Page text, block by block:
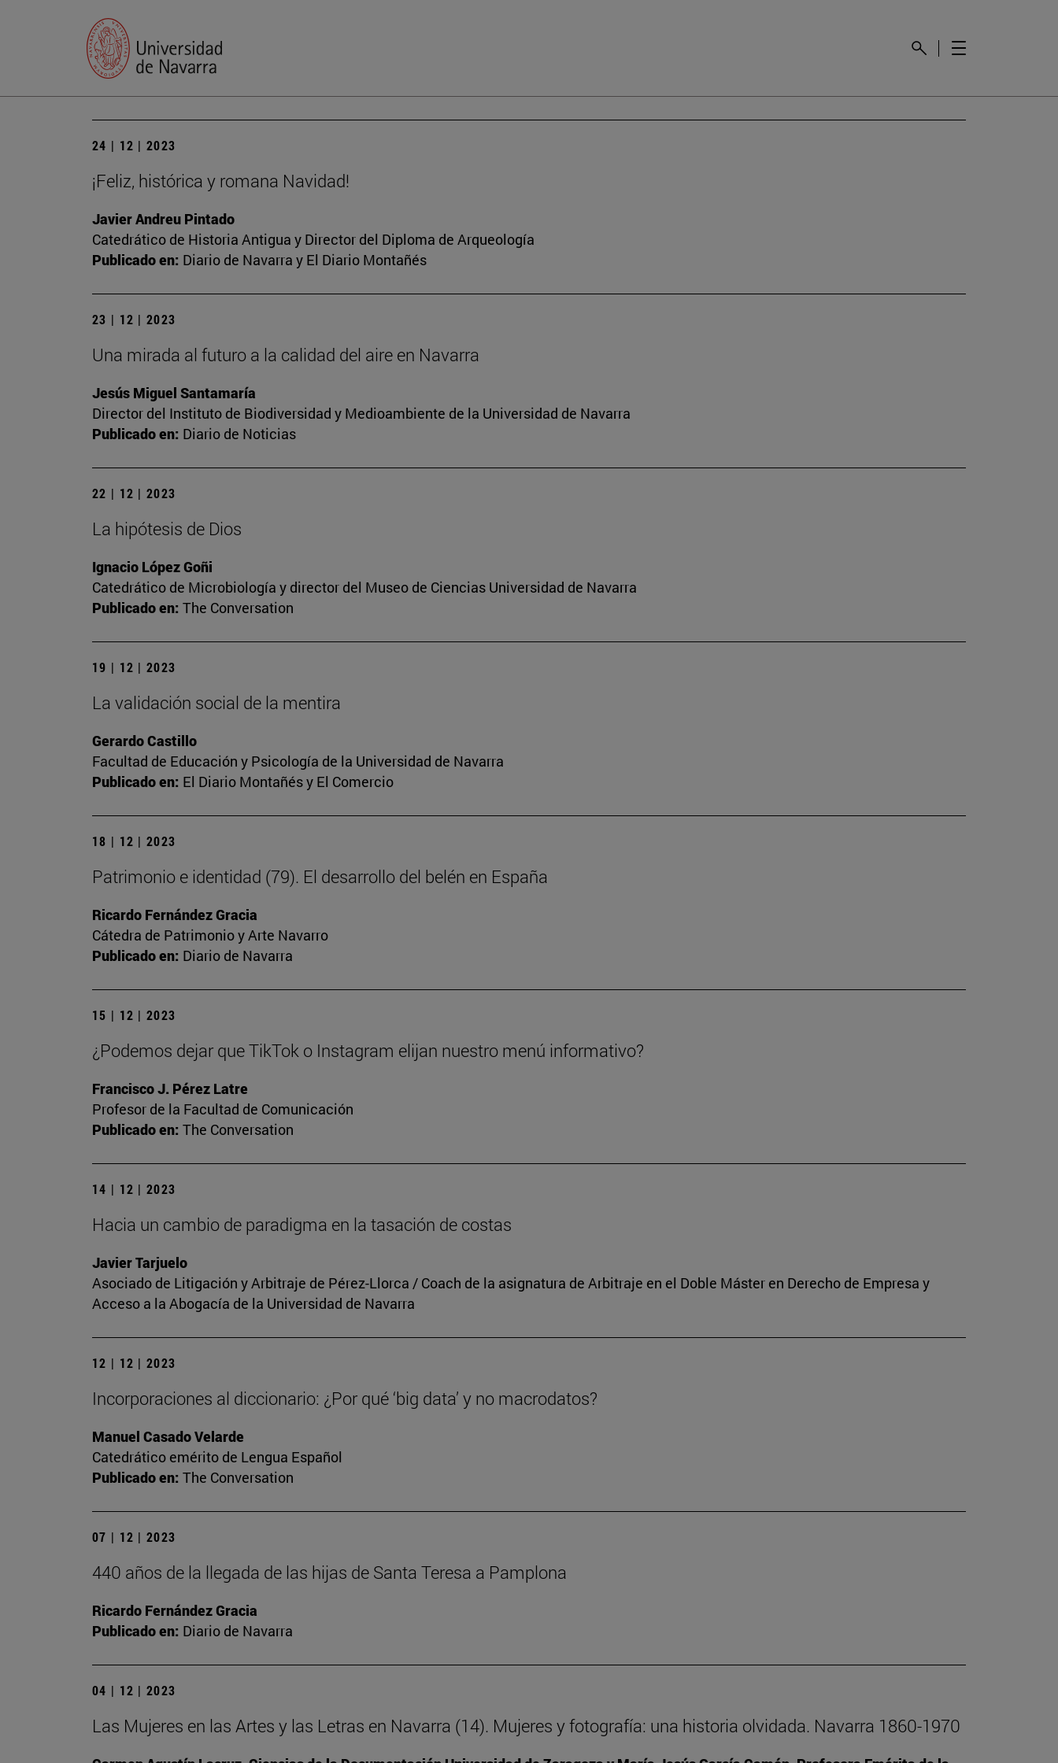
24 | 12 | 2023
¡Feliz, histórica y romana Navidad!
Javier Andreu Pintado
Catedrático de Historia Antigua y Director del Diploma de Arqueología
Publicado en: Diario de Navarra y El Diario Montañés
23 | 12 | 2023
Una mirada al futuro a la calidad del aire en Navarra
Jesús Miguel Santamaría
Director del Instituto de Biodiversidad y Medioambiente de la Universidad de Navarra
Publicado en: Diario de Noticias
22 | 12 | 2023
La hipótesis de Dios
Ignacio López Goñi
Catedrático de Microbiología y director del Museo de Ciencias Universidad de Navarra
Publicado en: The Conversation
19 | 12 | 2023
La validación social de la mentira
Gerardo Castillo
Facultad de Educación y Psicología de la Universidad de Navarra
Publicado en: El Diario Montañés y El Comercio
18 | 12 | 2023
Patrimonio e identidad (79). El desarrollo del belén en España
Ricardo Fernández Gracia
Cátedra de Patrimonio y Arte Navarro
Publicado en: Diario de Navarra
15 | 12 | 2023
¿Podemos dejar que TikTok o Instagram elijan nuestro menú informativo?
Francisco J. Pérez Latre
Profesor de la Facultad de Comunicación
Publicado en: The Conversation
14 | 12 | 2023
Hacia un cambio de paradigma en la tasación de costas
Javier Tarjuelo
Asociado de Litigación y Arbitraje de Pérez-Llorca / Coach de la asignatura de Arbitraje en el Doble Máster en Derecho de Empresa y
Acceso a la Abogacía de la Universidad de Navarra
12 | 12 | 2023
Incorporaciones al diccionario: ¿Por qué ‘big data’ y no macrodatos?
Manuel Casado Velarde
Catedrático emérito de Lengua Español
Publicado en: The Conversation
07 | 12 | 2023
440 años de la llegada de las hijas de Santa Teresa a Pamplona
Ricardo Fernández Gracia
Publicado en: Diario de Navarra
04 | 12 | 2023
Las Mujeres en las Artes y las Letras en Navarra (14). Mujeres y fotografía: una historia olvidada. Navarra 1860-1970